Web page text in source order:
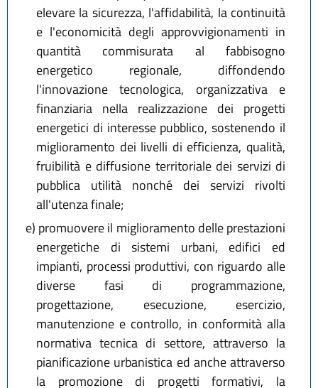
elevare la sicurezza, l'affidabilità, la continuità
e l'economicità degli approvvigionamenti in
quantità commisurata al fabbisogno
energetico regionale, diffondendo
l'innovazione tecnologica, organizzativa e
finanziaria nella realizzazione dei progetti
energetici di interesse pubblico, sostenendo il
miglioramento dei livelli di efficienza, qualità,
fruibilità e diffusione territoriale dei servizi di
pubblica utilità nonché dei servizi rivolti
all'utenza finale;
e) promuovere il miglioramento delle prestazioni
energetiche di sistemi urbani, edifici ed
impianti, processi produttivi, con riguardo alle
diverse fasi di programmazione,
progettazione, esecuzione, esercizio,
manutenzione e controllo, in conformità alla
normativa tecnica di settore, attraverso la
pianificazione urbanistica ed anche attraverso
la promozione di progetti formativi, la